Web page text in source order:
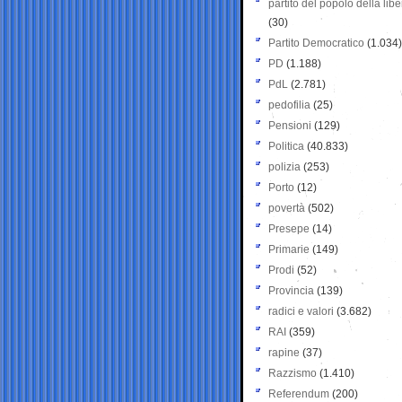
partito del popolo della
(30)
Partito Democratico (1.034)
PD (1.188)
PdL (2.781)
pedofilia (25)
Pensioni (129)
Politica (40.833)
polizia (253)
Porto (12)
povertà (502)
Presepe (14)
Primarie (149)
Prodi (52)
Provincia (139)
radici e valori (3.682)
RAI (359)
rapine (37)
Razzismo (1.410)
Referendum (200)